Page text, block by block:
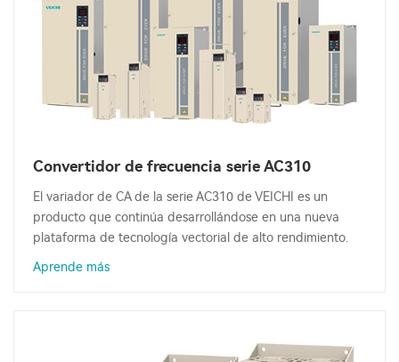
Convertidor de frecuencia serie AC310
El variador de CA de la serie AC310 de VEICHI es un
producto que continúa desarrollándose en una nueva
plataforma de tecnología vectorial de alto rendimiento.
Aprende más